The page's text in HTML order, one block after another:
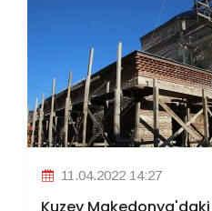
11.04.2022 14:27